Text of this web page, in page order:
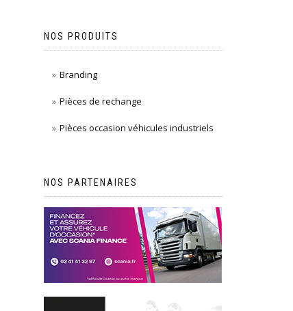
NOS PRODUITS
Branding
Pièces de rechange
Pièces occasion véhicules industriels
NOS PARTENAIRES